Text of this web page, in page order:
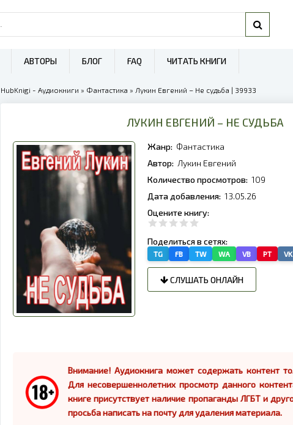
АВТОРЫ БЛОГ FAQ ЧИТАТЬ КНИГИ
HubKnigi - Аудиокниги » Фантастика » Лукин Евгений – Не судьба | 39933
ЛУКИН ЕВГЕНИЙ – НЕ СУДЬБА
Жанр: Фантастика
Автор: Лукин Евгений
Количество просмотров: 109
Дата добавления: 13.05.26
Оцените книгу:
Поделиться в сетях:
TG FB TW WA VB PT VK
СЛУШАТЬ ОНЛАЙН
Внимание! Аудиокнига может содержать контент
Для несовершеннолетних просмотр данного
книге присутствует наличие пропаганды ЛГБТ и
просьба написать на почту для удаления материала.